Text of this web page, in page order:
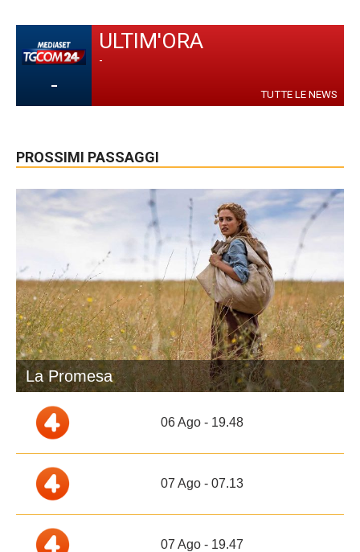
-
ULTIM'ORA
-
TUTTE LE NEWS
PROSSIMI PASSAGGI
La Promesa
06 Ago - 19.48
07 Ago - 07.13
07 Ago - 19.47